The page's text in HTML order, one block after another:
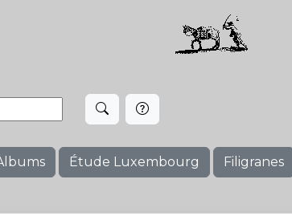
Étude Luxembourg Filigranes